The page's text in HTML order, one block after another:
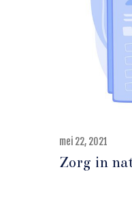
mei 22, 2021
i
Zorg in